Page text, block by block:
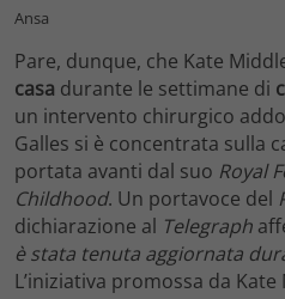
Ansa
Pare, dunque, che Kate
casa durante le settimane di
un intervento chirurgico
Galles si è concentrata sulla
portata avanti dal suo Royal
Childhood. Un portavoce del
dichiarazione al Telegraph
è stata tenuta aggiornata
L’iniziativa promossa da